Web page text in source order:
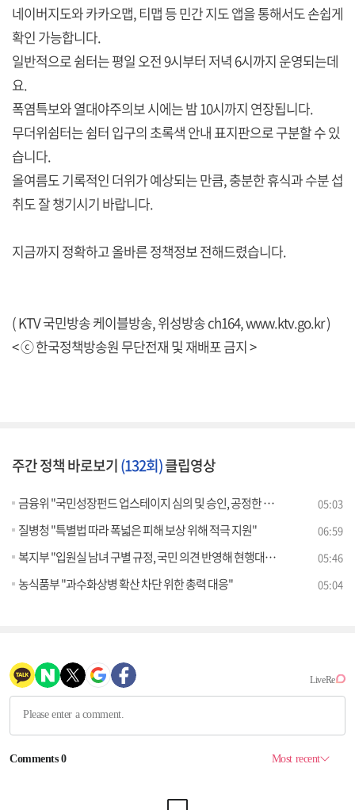
네이버지도와 카카오맵, 티맵 등 민간 지도 앱을 통해서도 손쉽게
확인 가능합니다.
일반적으로 쉼터는 평일 오전 9시부터 저녁 6시까지 운영되는데
요.
폭염특보와 열대야주의보 시에는 밤 10시까지 연장됩니다.
무더위쉼터는 쉼터 입구의 초록색 안내 표지판으로 구분할 수 있
습니다.
올여름도 기록적인 더위가 예상되는 만큼, 충분한 휴식과 수분 섭
취도 잘 챙기시기 바랍니다.
지금까지 정확하고 올바른 정책정보 전해드렸습니다.
( KTV 국민방송 케이블방송, 위성방송 ch164,www.ktv.go.kr)
< ⓒ 한국정책방송원 무단전재 및 재배포 금지 >
주간 정책 바로보기(132회)클립영상
금융위 "국민성장펀드 업스테이지 심의 및 승인, 공정한 절차 따라 이뤄져" 05:03
질병청 "특별법 따라 폭넓은 피해 보상 위해 적극 지원" 06:59
복지부 "입원실 남녀 구별 규정, 국민 의견 반영해 현행대로 유지" 05:46
농식품부 "과수화상병 확산 차단 위한 총력 대응" 05:04